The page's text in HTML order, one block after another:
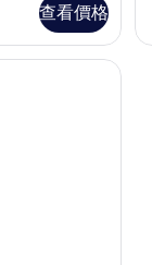
所
詳
查看價格
套
保險箱、書桌、隔音